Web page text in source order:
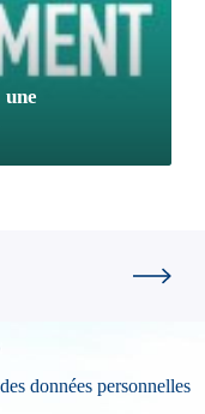
données personnelles